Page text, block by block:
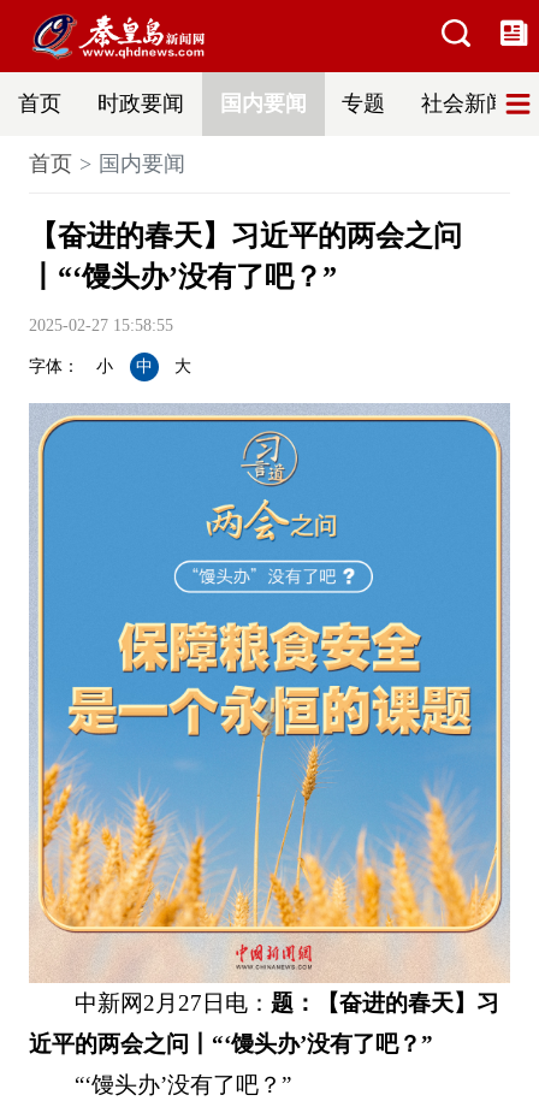
首页 时政要闻 国内要闻 专题 社会新闻
首页 国内要闻
【奋进的春天】习近平的两会之问
丨“‘馒头办’没有了吧？”
2025-02-27 15:58:55
字体： 小 中 大
中新网2月27日电： 题：【奋进的春天】习
近平的两会之问丨“‘馒头办’没有了吧？”
“‘馒头办’没有了吧？”